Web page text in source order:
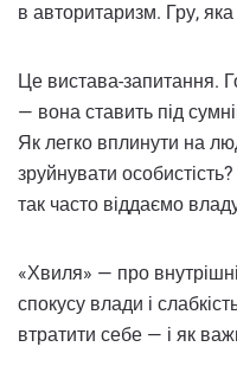
в авторитаризм. Гру,
Це вистава-запитання.
— вона ставить під
Як легко вплинути на
зруйнувати
так часто віддаємо
«Хвиля» — про
спокусу влади і
втратити себе — і як